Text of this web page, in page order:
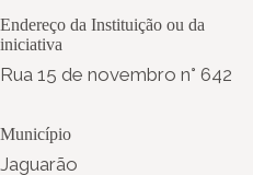
Endereço da Instituição ou da
iniciativa
Rua 15 de novembro n° 642
Município
Jaguarão